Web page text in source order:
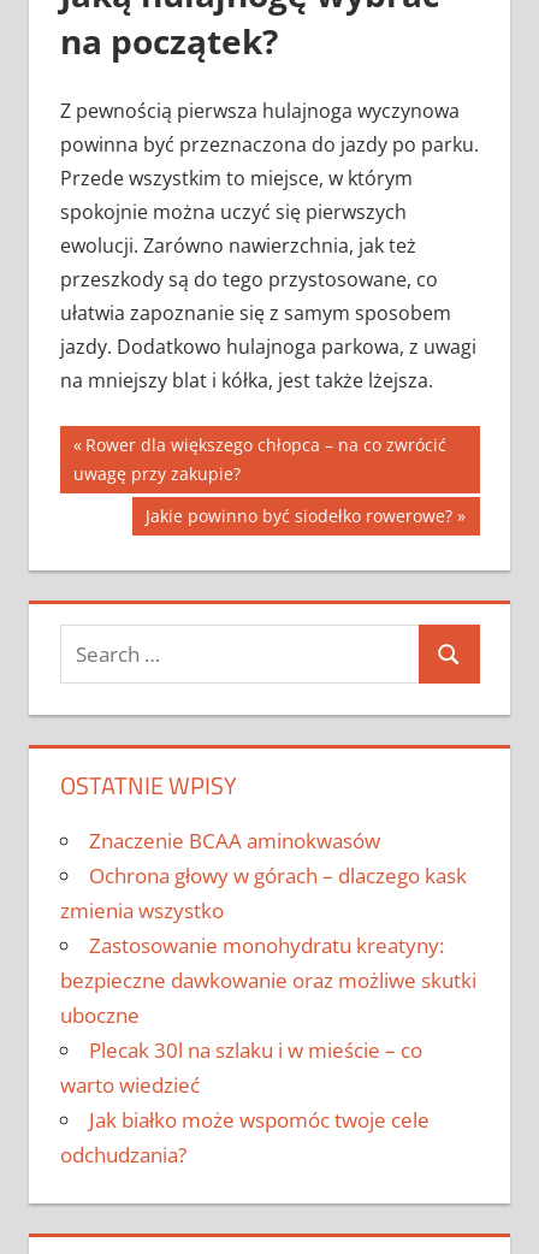
na początek?
Z pewnością pierwsza hulajnoga wyczynowa
powinna być przeznaczona do jazdy po parku.
Przede wszystkim to miejsce, w którym
spokojnie można uczyć się pierwszych
ewolucji. Zarówno nawierzchnia, jak też
przeszkody są do tego przystosowane, co
ułatwia zapoznanie się z samym sposobem
jazdy. Dodatkowo hulajnoga parkowa, z uwagi
na mniejszy blat i kółka, jest także lżejsza.
Nawigacja
wpisu
Previous
Post:
Rower dla większego chłopca – na co zwrócić
uwagę przy zakupie?
Next
Jakie powinno być siodełko rowerowe?
Search
for:
Search
OSTATNIE WPISY
Znaczenie BCAA aminokwasów
Ochrona głowy w górach – dlaczego kask
zmienia wszystko
Zastosowanie monohydratu kreatyny:
bezpieczne dawkowanie oraz możliwe skutki
uboczne
Plecak 30l na szlaku i w mieście – co
warto wiedzieć
Jak białko może wspomóc twoje cele
odchudzania?